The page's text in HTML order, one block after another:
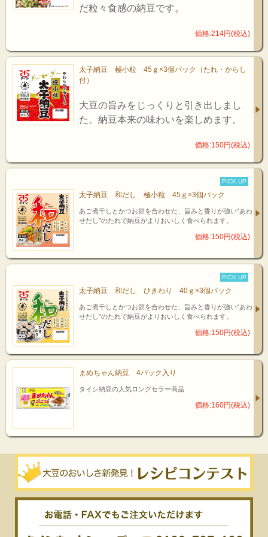
だ粒々食感の納豆です。
価格:214円(税込)
太子納豆 極小粒 45ｇ×3個パック（たれ・からし
付）
大豆の旨みをじっくりと引き出しまし
た。納豆本来の味わいを楽しめます。
価格:150円(税込)
PICK UP
太子納豆 和だし 極小粒 45ｇ×3個パック
あご煮干しとかつお節を合わせた、旨みと香りが強い“あわ
せだし”のたれで納豆がよりおいしく食べられます。
価格:150円(税込)
PICK UP
太子納豆 和だし ひきわり 40ｇ×3個パック
あご煮干しとかつお節を合わせた、旨みと香りが強い“あわ
せだし”のたれで納豆がよりおいしく食べられます。
価格:150円(税込)
まめちゃん納豆 4パック入り
タイシ納豆の人気ロングセラー商品
価格:160円(税込)